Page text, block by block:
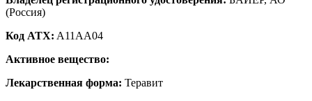
(Россия)
Код ATX: A11AA04
Активное вещество:
Лекарственная форма: Теравит